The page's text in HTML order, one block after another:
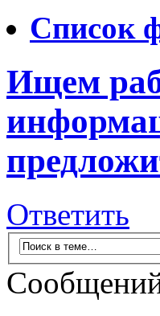
Список
Ищем
Ответить